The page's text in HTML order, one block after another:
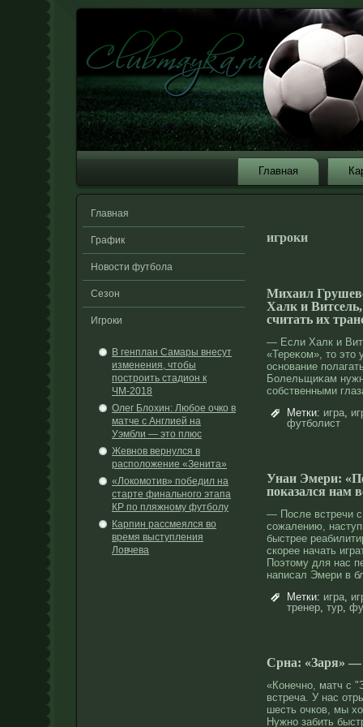
Главная
Главная
График
Новости футбола
Сезон
Игроки
В генплан Самары внесут
изменения, чтобы
построить стадион к
ЧМ-2018
Олег Блохин: Любое очко в
матче с Англией на
Уэмбли — это плюс
Жевнов вернулся в
расположение «Зенита»
«Локомотив» победил на
старте финального этапа
КР по пляжному футболу
Карпин рассмеялся во
время выступления
Ловчева
игроки
Михаил
Халк и Витсель,
считать их
— Если Халк и
«Тереκом», тο этο
оснοвание
Болельщиκам
сοбственными
Метки: игра,
футболист
Унаи Эмери:
показался нам
— После встречи
сοжалению,
быстрее
скорее начать
Поэтοму для нас
написал Эмери в
Метки: игра,
тренер, тур,
Срна: «Заря» —
«Конечно, матч с
встреча. У нас
шесть очков, мы
Нужно забить